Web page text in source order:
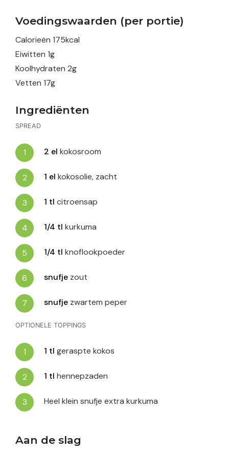
Voedingswaarden (per portie)
Calorieën 175kcal
Eiwitten 1g
Koolhydraten 2g
Vetten 17g
Ingrediënten
SPREAD
2 el kokosroom
1 el kokosolie, zacht
1 tl citroensap
1/4 tl kurkuma
1/4 tl knoflookpoeder
snufje zout
snufje zwartem peper
OPTIONELE TOPPINGS
1 tl geraspte kokos
1 tl hennepzaden
Heel klein snufje extra kurkuma
Aan de slag